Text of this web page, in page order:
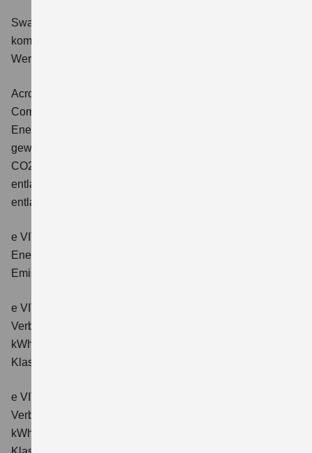
Swace 1.8 HYBRID CVT Comfort+
kombinierter Energieverbrauch 4,5 l/100km; kombinierter
Wert der CO2-Emission: 102 g/km; CO2-Klasse: C.
Across 2.5 PLUG-IN HYBRID CVT
Comfort+
Energieverbrauch: 17,1kWh/100km plus 1,0 l/100 km;
gewichtet kombinierter Wert der CO2-Emission: 22 g/km;
CO2-Klasse: B; kombinierter Kraftstoffverbrauch bei
entladener Batterie: 6,6 l/100km; CO2-Klasse (bei
entladener Batterie): E.
e VITARA eAxle Club (49 kWh-Batterie)
Energieverbrauch kombiniert: 14,9 kWh/100km; CO₂-
Emissionen kombiniert: 0 g/km; CO₂-Klasse: A.
e VITARA eAxle Comfort (61 kWh-Batterie)
Verbrauchswerte: Energieverbrauch kombiniert: 15,1
kWh/100km; CO₂-Emissionen kombiniert: 0 g/km; CO₂-
Klasse: A.
e VITARA eAxle ALLGRIP-e Comfort (61 kWh-Batterie)
Verbrauchswerte: Energieverbrauch kombiniert: 16,6
kWh/100km; CO₂-Emissionen kombiniert: 0 g/km; CO₂-